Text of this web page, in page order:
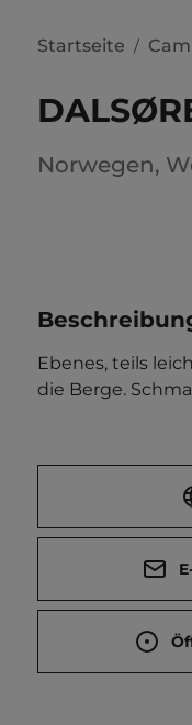
Startseite /
Norwegen,
Ebenes, teils
die Berge.